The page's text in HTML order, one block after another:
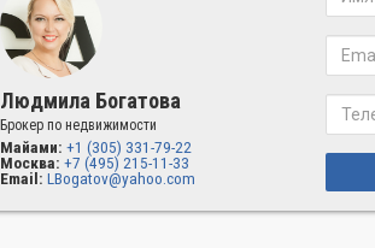
Людмила Богатова
Брокер по недвижимости
Майами: +1 (305) 331-79-22
Москва: +7 (495) 215-11-33
Email: LBogatov@yahoo.com